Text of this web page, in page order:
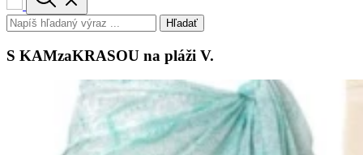
Hľadať
S KAMzaKRASOU na pláži V.